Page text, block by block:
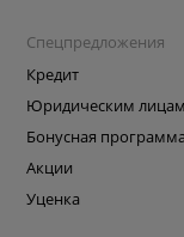
Спецпредложения
Кредит
Юридическим лицам
Бонусная программа
Акции
Уценка